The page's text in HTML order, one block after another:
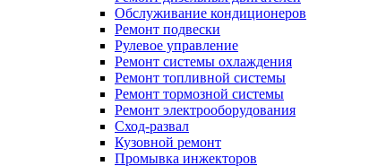
Обслуживание кондиционеров
Ремонт подвески
Рулевое управление
Ремонт системы охлаждения
Ремонт топливной системы
Ремонт тормозной системы
Ремонт электрооборудования
Сход-развал
Кузовной ремонт
Промывка инжекторов